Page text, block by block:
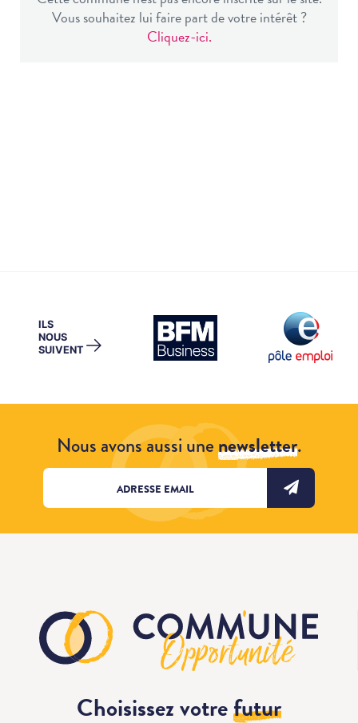
Vous souhaitez lui faire part de votre intérêt ?
Cliquez-ici.
ILS
NOUS
SUIVENT →
Nous avons aussi unenewsletter.
Choisissez votrefutur